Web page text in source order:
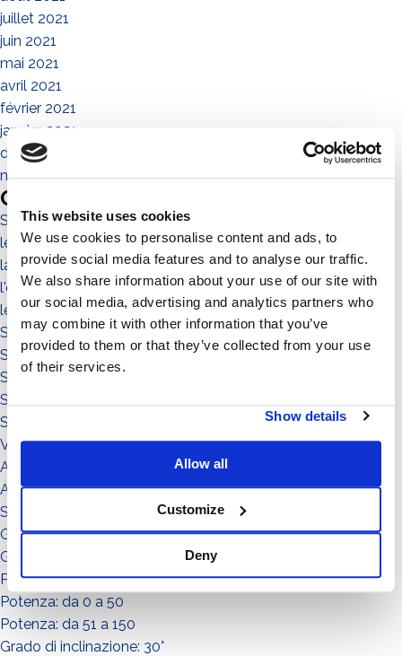
This website uses cookies
We use cookies to personalise content and ads, to
provide social media features and to analyse our traffic.
We also share information about your use of our site with
our social media, advertising and analytics partners who
may combine it with other information that you’ve
provided to them or that they’ve collected from your use
of their services.
Show details
Allow all
Customize
Deny
juillet 2021
juin 2021
mai 2021
avril 2021
février 2021
janvier 2021
décembre 2020
novembre 2020
Categories
Sistema No-Flex
les personnes
la communauté
l'environnement
le territoire
Sistema a Vela 11°
Sistema Est-Ovest
Sistema a Vela
Sistema Connect
Sistema Standard
Video illustrativi
Accessori
Accessorio
Sistema
Grado di inclinazione: 12°
Grado di inclinazione: 11°
Potenza: da 151 a in su
Potenza: da 0 a 50
Potenza: da 51 a 150
Grado di inclinazione: 30°